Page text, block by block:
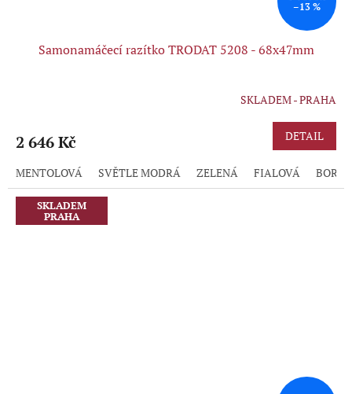
–13 %
Samonamáčecí razítko TRODAT 5208 - 68x47mm
je
z
5
hvězdiček.
SKLADEM - PRAHA
2 646 Kč DETAIL
MENTOLOVÁ SVĚTLE MODRÁ ZELENÁ FIALOVÁ
SKLADEM
PRAHA